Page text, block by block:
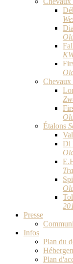
Chevaux
Étalons
Di
Presse
Infos
Plan du
Plan